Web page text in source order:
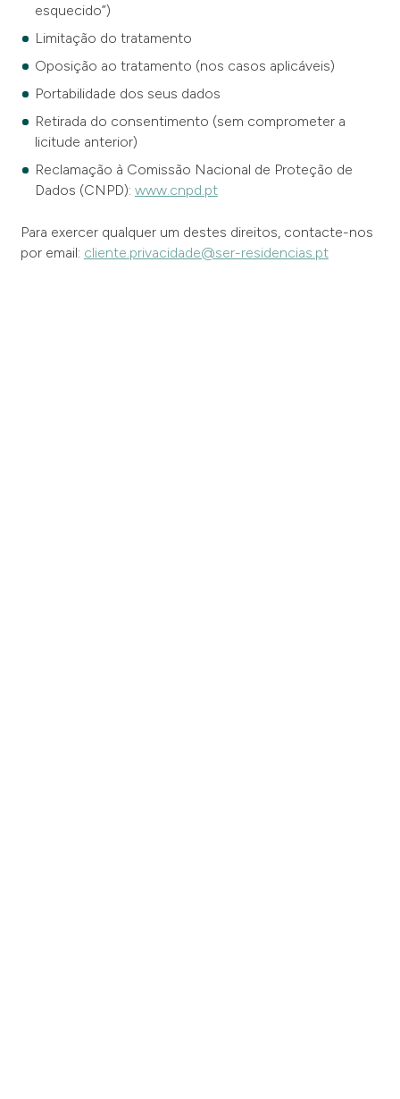
esquecido”)
Limitação do tratamento
Oposição ao tratamento (nos casos aplicáveis)
Portabilidade dos seus dados
Retirada do consentimento (sem comprometer a
licitude anterior)
Reclamação à Comissão Nacional de Proteção de
Dados (CNPD): www.cnpd.pt
Para exercer qualquer um destes direitos, contacte-nos
por email: cliente.privacidade@ser-residencias.pt